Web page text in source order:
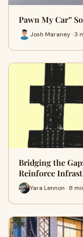
Pawn My Car”
Josh Maraney · 3
Bridging the
Reinforce
Yara Lennon · 8